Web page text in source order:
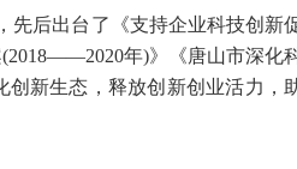
后出台了《支持企业科技创新
年)》《唐山市深化
新生态，释放创新创业活力，